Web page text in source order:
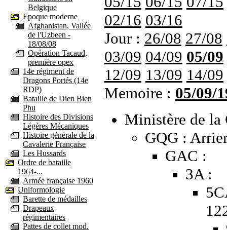
Belgique
Epoque moderne
Afghanistan, Vallée
de l'Uzbeen -
18/08/08
Opération Tacaud,
première opex
14e régiment de
Dragons Portés (14e
RDP)
Bataille de Dien Bien
Phu
Histoire des Divisions
Légères Mécaniques
Histoire générale de la
Cavalerie Française
Les Hussards
Ordre de bataille
1964-...
Armée française 1960
Uniformologie
Barette de médailles
Drapeaux
régimentaires
Pattes de collet mod.
02/16 03/16
Jour : 26/08 27/08
03/09 04/09 05/09
12/09 13/09 14/09
Memoire : 05/09/
Ministère de la
GQG :
GAC :
3A :